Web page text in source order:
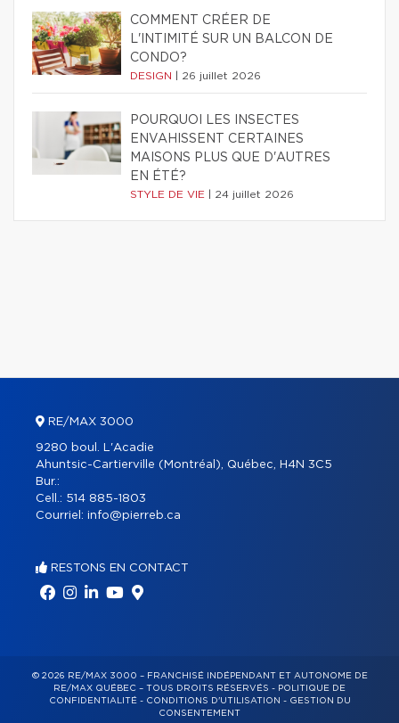
COMMENT CRÉER DE
L'INTIMITÉ SUR UN BALCON DE
CONDO?
DESIGN 26 juillet 2026
POURQUOI LES INSECTES
ENVAHISSENT CERTAINES
MAISONS PLUS QUE D'AUTRES
EN ÉTÉ?
STYLE DE VIE 24 juillet 2026
RE/MAX 3000
9280 boul. L'Acadie
Ahuntsic-Cartierville (Montréal), Québec, H4N 3C5
Bur.:
Cell.: 514 885-1803
Courriel: info@pierreb.ca
RESTONS EN CONTACT
© 2026 RE/MAX 3000 – FRANCHISÉ INDÉPENDANT ET AUTONOME DE
RE/MAX QUÉBEC – TOUS DROITS RÉSERVÉS - POLITIQUE DE
CONFIDENTIALITÉ- CONDITIONS D'UTILISATION - GESTION DU
CONSENTEMENT